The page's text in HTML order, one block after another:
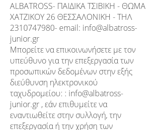
ALBATROSS- ΠΑΙΔΙΚΑ ΤΣΙΒΙΚΗ - ΘΩΜΑ
ΧΑΤΖΙΚΟΥ 26 ΘΕΣΣΑΛΟΝΙΚΗ - ΤΗΛ
2310747980- email: info@albatross-
junior.gr
Μπορείτε να επικοινωνήσετε με τον
υπεύθυνο για την επεξεργασία των
προσωπικών δεδομένων στην εξής
διεύθυνση ηλεκτρονικού
ταχυδρομείου: : info@albatross-
junior.gr , εάν επιθυμείτε να
εναντιωθείτε στην συλλογή, την
επεξεργασία ή την χρήση των